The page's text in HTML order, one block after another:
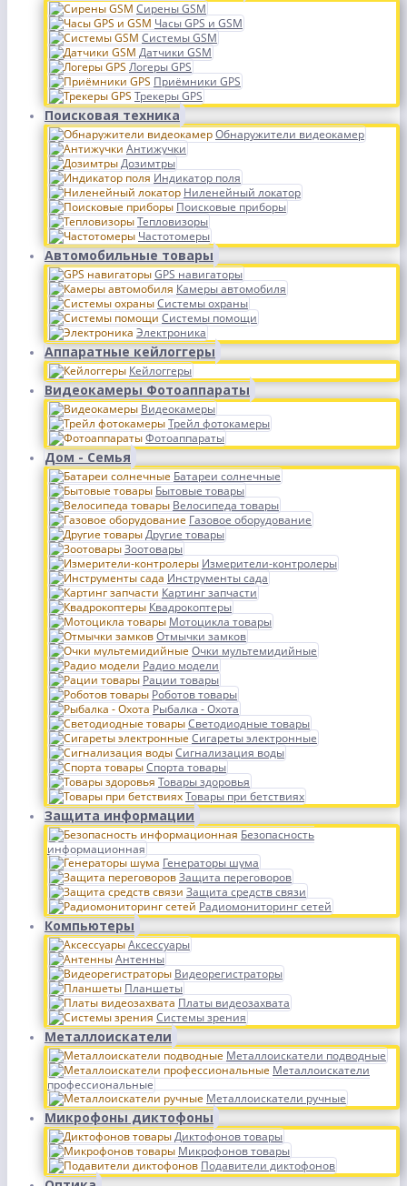
Сирены GSM
Часы GPS и GSM
Системы GSM
Датчики GSM
Логеры GPS
Приёмники GPS
Трекеры GPS
Поисковая техника
Обнаружители видеокамер
Антижучки
Дозимтры
Индикатор поля
Ниленейный локатор
Поисковые приборы
Тепловизоры
Частотомеры
Автомобильные товары
GPS навигаторы
Камеры автомобиля
Системы охраны
Системы помощи
Электроника
Аппаратные кейлоггеры
Кейлоггеры
Видеокамеры Фотоаппараты
Видеокамеры
Трейл фотокамеры
Фотоаппараты
Дом - Семья
Батареи солнечные
Бытовые товары
Велосипеда товары
Газовое оборудование
Другие товары
Зоотовары
Измерители-контролеры
Инструменты сада
Картинг запчасти
Квадрокоптеры
Мотоцикла товары
Отмычки замков
Очки мультемидийные
Радио модели
Рации товары
Роботов товары
Рыбалка - Охота
Светодиодные товары
Сигареты электронные
Сигнализация воды
Спорта товары
Товары здоровья
Товары при бетствиях
Защита информации
Безопасность
информационная
Генераторы шума
Защита переговоров
Защита средств связи
Радиомониторинг сетей
Компьютеры
Аксессуары
Антенны
Видеорегистраторы
Планшеты
Платы видеозахвата
Системы зрения
Металлоискатели
Металлоискатели подводные
Металлоискатели
профессиональные
Металлоискатели ручные
Микрофоны диктофоны
Диктофонов товары
Микрофонов товары
Подавители диктофонов